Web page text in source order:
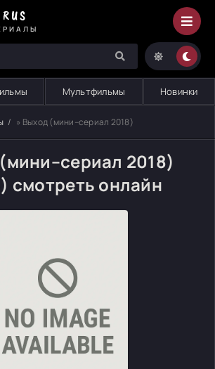
Мультфильмы Новинки
» Выход (мини–сериал 2018)
2018)
смотреть онлайн